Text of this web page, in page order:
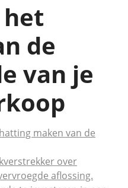
het
de
van je
maken van de
over
aflossing.